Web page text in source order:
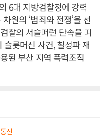
6대 지방검찰청에 강력
원의 ‘범죄와 전쟁’을 선
찰의 서슬퍼런 단속을 피
롯머신 사건, 칠성파 재
된 부산 지역 폭력조직
신